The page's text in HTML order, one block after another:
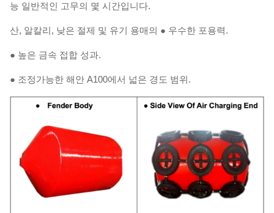
능 일반적인 고무의 몇 시간입니다.
산, 알칼리, 낮은 절제 및 유기 용매의 ● 우수한 포용력.
● 높은 금속 접합 성과.
● 조정가능한 해안 A100에서 넓은 경도 범위.